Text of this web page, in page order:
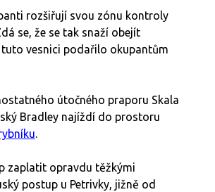
rozšiřují svou zónu kontroly
se, že se tak snaží obejít
tuto vesnici podařilo okupantům
útočného praporu Skala
Bradley najíždí do prostoru
.
zaplatit opravdu těžkými
postup u Petrivky, jižně od